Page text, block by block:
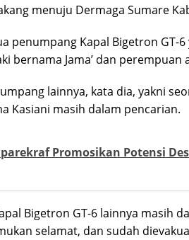
menuju Dermaga Sumare
penumpang Kapal Bigetron GT-
bernama Jama’ dan perempuan
lainnya, kata dia, yakni
Kasiani masih dalam pencarian.
Promosikan Potensi
Bigetron GT-6 lainnya masih
selamat, dan sudah